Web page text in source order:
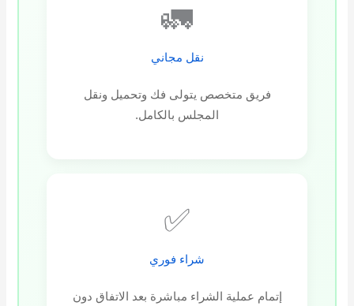
🚛
نقل مجاني
فريق متخصص يتولى فك وتحميل ونقل
المجلس بالكامل.
✅
شراء فوري
إتمام عملية الشراء مباشرة بعد الاتفاق دون